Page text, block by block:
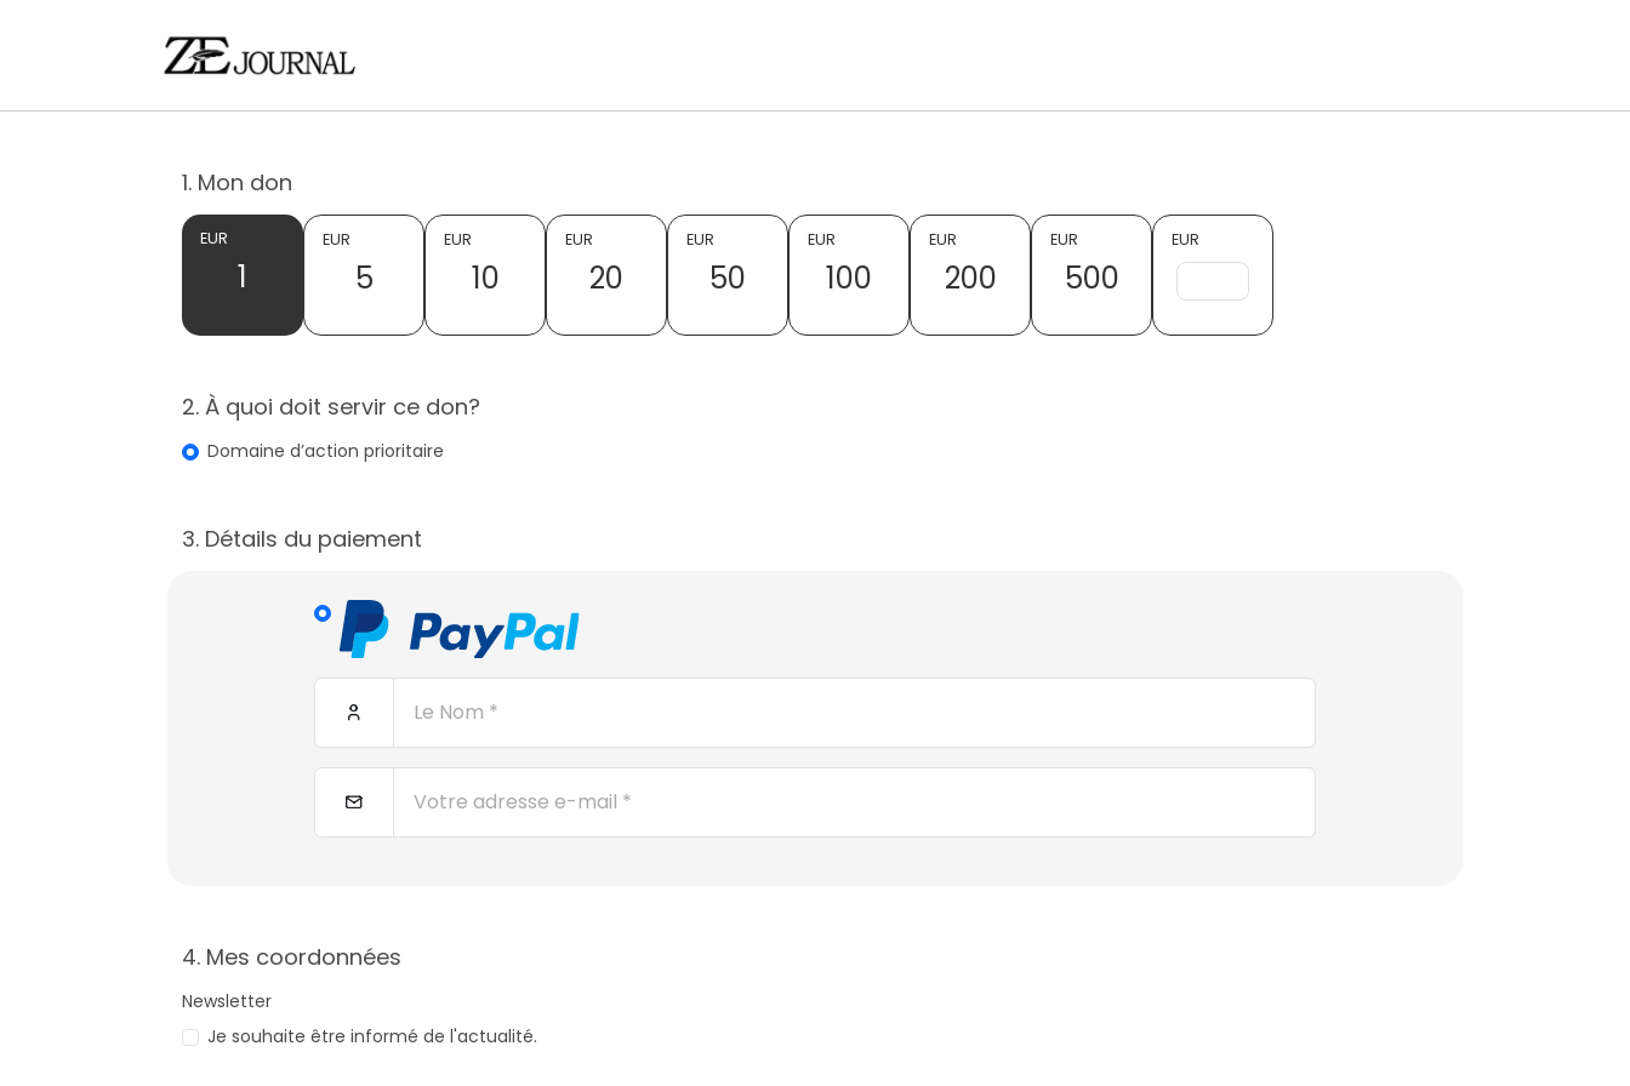
1. Mon don
EUR
1
EUR
5
EUR
10
EUR
20
EUR
50
EUR
100
EUR
200
EUR
500
EUR
2. À quoi doit servir ce don?
Domaine d’action prioritaire
3. Détails du paiement
4. Mes coordonnées
Newsletter
Je souhaite être informé de l'actualité.